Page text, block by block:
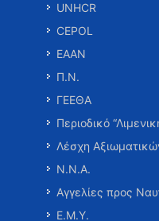
UNHCR
CEPOL
ΕΑΑΝ
Π.Ν.
ΓΕΕΘΑ
Περιοδικό
Λέσχη
Ν.Ν.Α.
Αγγελίες προς
Ε.Μ.Υ.